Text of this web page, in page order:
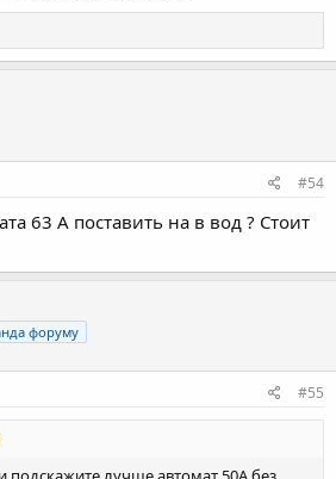
#54
63 А поставить на в вод ? Стоит
форуму
#55